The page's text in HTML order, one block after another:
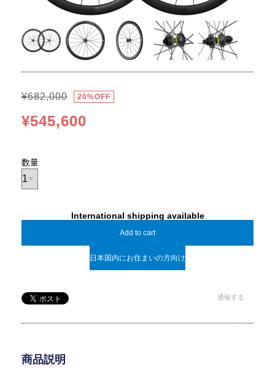
¥682,000 20%OFF
¥545,600
数量
International shipping available
Add to cart
日本国内にお住まいの方向け
通報する
商品説明